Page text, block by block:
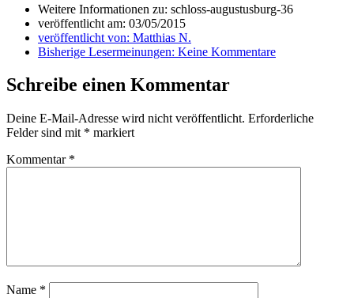
Weitere Informationen zu: schloss-augustusburg-36
veröffentlicht am: 03/05/2015
veröffentlicht von: Matthias N.
Bisherige Lesermeinungen: Keine Kommentare
Schreibe einen Kommentar
Deine E-Mail-Adresse wird nicht veröffentlicht. Erforderliche
Felder sind mit * markiert
Kommentar *
Name *